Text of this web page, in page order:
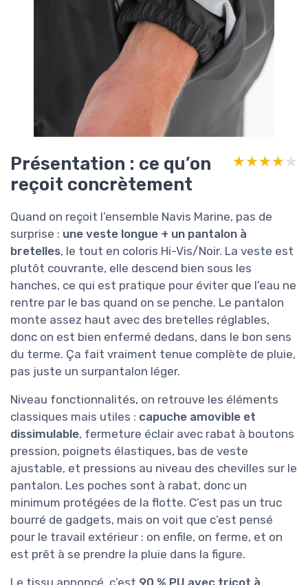
Présentation : ce qu’on
reçoit concrètement
★★★★★
★★★★★
Quand on reçoit l’ensemble Navis Marine, pas de
surprise : une veste longue + un pantalon à
bretelles, le tout en coloris Hi-Vis/Noir. La veste est
plutôt couvrante, elle descend bien sous les
hanches, ce qui est pratique pour éviter que l’eau ne
rentre par le bas quand on se penche. Le pantalon
monte assez haut avec des bretelles réglables,
donc on est bien enfermé dedans, dans le bon sens
du terme. Ça fait vraiment tenue complète de pluie,
pas juste un surpantalon léger.
Niveau fonctionnalités, on retrouve les éléments
classiques mais utiles : capuche amovible et
dissimulable, fermeture éclair avec rabat à boutons
pression, poignets élastiques, bas de veste
ajustable, et pressions au niveau des chevilles sur le
pantalon. Les poches sont à rabat, donc un
minimum protégées de la flotte. C’est pas un truc
bourré de gadgets, mais on voit que c’est pensé
pour le travail extérieur : on enfile, on ferme, et on
est prêt à se prendre la pluie dans la figure.
Le tissu annoncé, c’est 90 % PU avec tricot à